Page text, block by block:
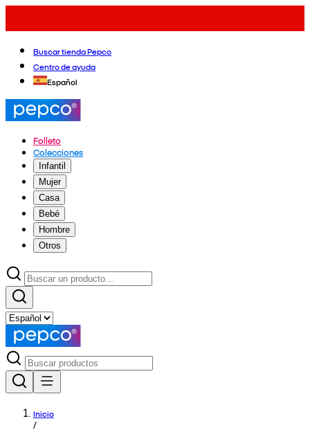
Buscar tienda Pepco
Centro de ayuda
Español
Folleto
Colecciones
Infantil
Mujer
Casa
Bebé
Hombre
Otros
Inicio
/